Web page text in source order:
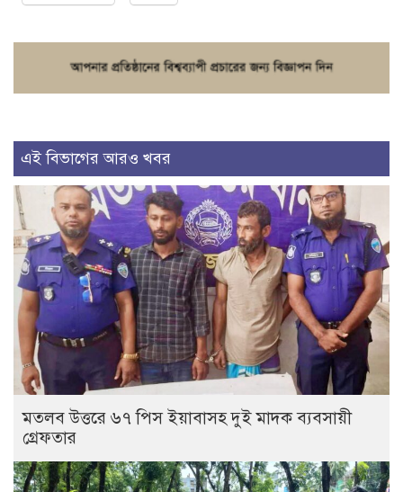
এই বিভাগের আরও খবর
মতলব উত্তরে ৬৭ পিস ইয়াবাসহ দুই মাদক ব্যবসায়ী
গ্রেফতার